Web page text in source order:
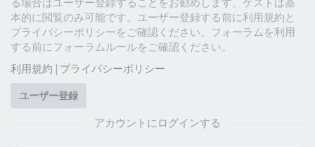
本的に閲覧のみ可能です。ユーザー登録する前に利用規約と
プライバシーポリシーをご確認ください。フォーラムを利用
する前にフォーラムルールをご確認ください。
利用規約 | プライバシーポリシー
ユーザー登録
アカウントにログインする